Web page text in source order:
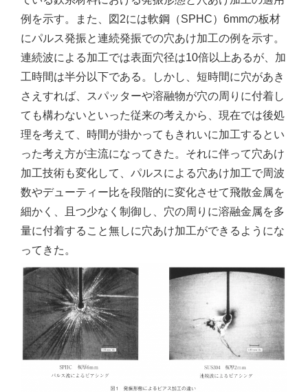
例を示す。また、図2には軟鋼（SPHC）6mmの板材
にパルス発振と連続発振での穴あけ加工の例を示す。
連続波による加工では表面穴径は10倍以上あるが、加
工時間は半分以下である。しかし、短時間に穴があき
さえすれば、スパッターや溶融物が穴の周りに付着し
ても構わないといった従来の考えから、現在では後処
理を考えて、時間が掛かってもきれいに加工するとい
った考え方が主流になってきた。それに伴って穴あけ
加工技術も変化して、パルスによる穴あけ加工で周波
数やデューティー比を段階的に変化させて飛散金属を
細かく、且つ少なく制御し、穴の周りに溶融金属を多
量に付着すること無しに穴あけ加工ができるようにな
ってきた。